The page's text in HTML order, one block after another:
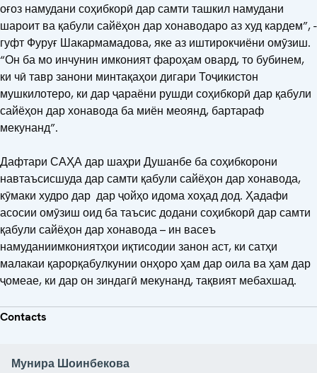
оғоз намудани соҳибкорӣ дар самти ташкил намудани
шароит ва қабули сайёҳон дар хонаводаро аз худ кардем”, -
гуфт Фуруғ Шакармамадова, яке аз иштирокчиёни омӯзиш.
“Он ба мо инчунин имконият фароҳам овард, то бубинем,
ки чӣ тавр занони минтақаҳои дигари Тоҷикистон
мушкилотеро, ки дар ҷараёни рушди соҳибкорӣ дар қабули
сайёҳон дар хонавода ба миён меоянд, бартараф
мекунанд”.
Дафтари САҲА дар шаҳри Душанбе ба соҳибкорони
навтаъсисшуда дар самти қабули сайёҳон дар хонавода,
кӯмаки худро дар дар ҷойҳо идома хоҳад дод. Ҳадафи
асосии омӯзиш оид ба таъсис додани соҳибкорӣ дар самти
қабули сайёҳон дар хонавода – ин васеъ
намуданиимкониятҳои иқтисодии занон аст, ки сатҳи
малакаи қарорқабулкунии онҳоро ҳам дар оила ва ҳам дар
ҷомеае, ки дар он зиндагӣ мекунанд, тақвият мебахшад.
Contacts
Мунира Шоинбекова